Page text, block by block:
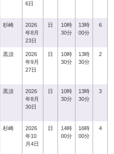
6日
杉崎
2026
年8月
23日
日
10時
30分
13時
00分
6
黒須
2026
年9月
27日
日
10時
30分
13時
30分
2
黒須
2026
年8月
30日
日
10時
30分
13時
30分
3
杉崎
2026
年10
月4日
日
14時
00分
16時
00分
4